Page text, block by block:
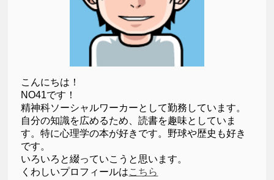
こんにちは！
NO41です！
精神科ソーシャルワーカーとして勤務しています。
自分の知識を広めるため、読書を趣味としていま
す。特に心理学の本が好きです。野球や歴史も好き
です。
いろいろと綴っていこうと思います。
くわしいプロフィールはこちら